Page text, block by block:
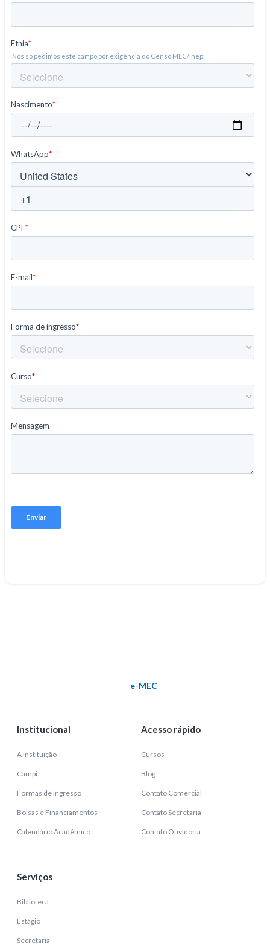
e-MEC
Institucional
A instituição
Campi
Formas de Ingresso
Bolsas e Financiamentos
Calendário Acadêmico
Acesso rápido
Cursos
Blog
Contato Comercial
Contato Secretaria
Contato Ouvidoria
Serviços
Biblioteca
Estágio
Secretaria